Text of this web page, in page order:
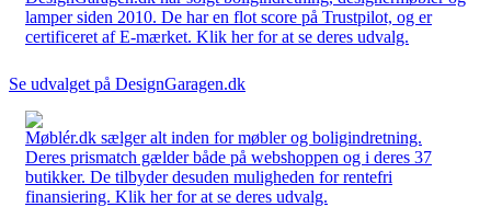
lamper siden 2010. De har en flot score på Trustpilot, og er
certificeret af E-mærket. Klik her for at se deres udvalg.
Se udvalget på DesignGaragen.dk
Møblér.dk sælger alt inden for møbler og boligindretning.
Deres prismatch gælder både på webshoppen og i deres 37
butikker. De tilbyder desuden muligheden for rentefri
finansiering. Klik her for at se deres udvalg.